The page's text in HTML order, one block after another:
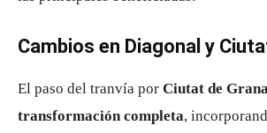
Cambios en Diagonal y
El paso del tranvía por Ciutat de
transformación completa,